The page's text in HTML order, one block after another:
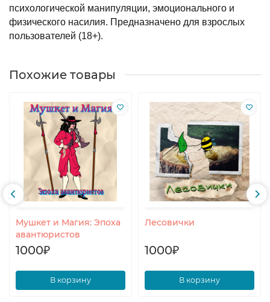
психологической манипуляции, эмоционального и
физического насилия. Предназначено для взрослых
пользователей (18+).
Похожие товары
Мушкет и Магия: Эпоха
авантюристов
1000₽
В корзину
Лесовички
1000₽
В корзину